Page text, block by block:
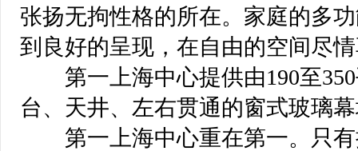
张扬无拘性格的所在。家庭的多
到良好的呈现，在自由的空间尽
第一上海中心提供由190至350
台、天井、左右贯通的窗式玻璃
第一上海中心重在第一。只有